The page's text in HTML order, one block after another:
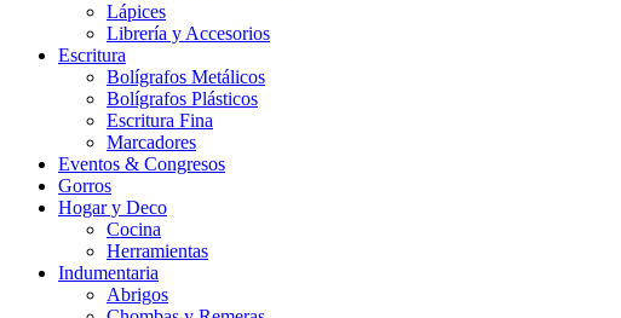
Lápices
Librería y Accesorios
Escritura
Bolígrafos Metálicos
Bolígrafos Plásticos
Escritura Fina
Marcadores
Eventos & Congresos
Gorros
Hogar y Deco
Cocina
Herramientas
Indumentaria
Abrigos